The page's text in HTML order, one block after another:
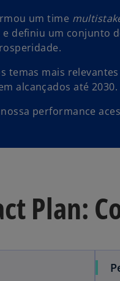
um time
e definiu um conjunto
temas mais
alcançados até 2030.
performance
Plan: